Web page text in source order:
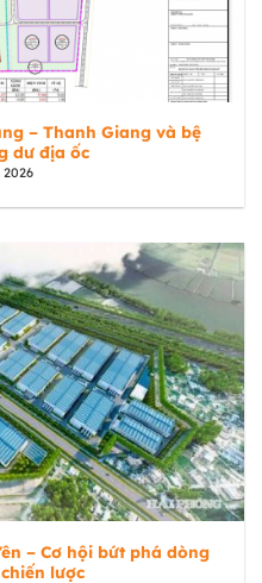
– Thanh Giang và bệ
dư địa ốc
2026
– Cơ hội bứt phá dòng
lược